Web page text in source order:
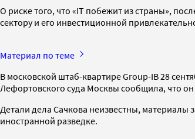
О риске того, что «IT побежит из страны»,
сектору и его инвестиционной
Материал по теме
В московской штаб-квартире Group-IB 28
Лефортовского суда Москвы сообщила, что
Детали дела Сачкова неизвестны,
иностранной разведке.